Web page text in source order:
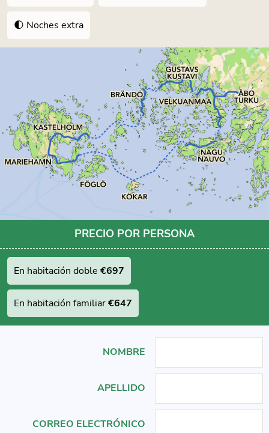
🌓 Noches extra
PRECIO POR PERSONA
En habitación doble €697
En habitación familiar€647
NOMBRE
APELLIDO
CORREO ELECTRÓNICO